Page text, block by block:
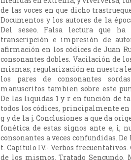
de las voces en que dicho
Documentos y los autores de la
Del seseo. Falsa lectura que
transcripción e impresión de
afirmación en los códices de Juan
consonantes dobles. Vacilación de
mismas; regularización en nuestra
los pares de consonantes
manuscritos tambien sobre este
De las liquidas 1 y r en función de
todos los códices, principalmente en
g y de la j. Conclusiones a que da
fonética de estas signos ante e, i;
consonantes a veces confundidas.
t. Capítulo IV.- Verbos
de los mismos. Tratado Sengundo.